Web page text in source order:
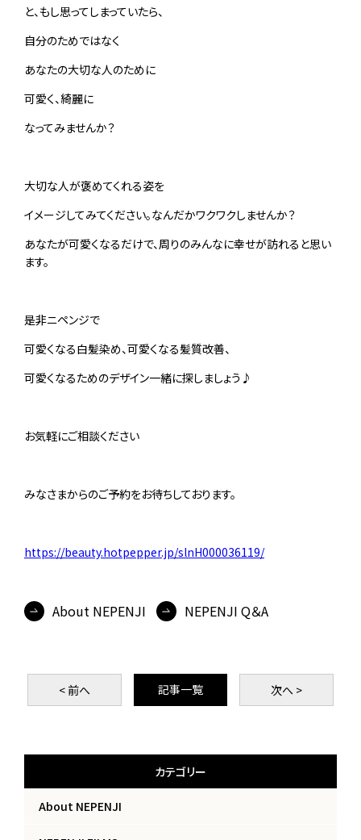
と、もし思ってしまっていたら、
自分のためではなく
あなたの大切な人のために
可愛く、綺麗に
なってみませんか？
大切な人が褒めてくれる姿を
イメージしてみてください。なんだかワクワクしませんか？
あなたが可愛くなるだけで、周りのみんなに幸せが訪れると思い
ます。
是非ニペンジで
可愛くなる白髪染め、可愛くなる髪質改善、
可愛くなるためのデザイン一緒に探しましょう♪
お気軽にご相談ください
みなさまからのご予約をお待ちしております。
https://beauty.hotpepper.jp/slnH000036119/
About NEPENJI NEPENJI Q＆A
< 前へ 記事一覧 次へ >
カテゴリー
About NEPENJI